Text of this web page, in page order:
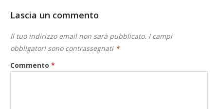
Lascia un commento
Il tuo indirizzo email non sarà pubblicato. I campi
obbligatori sono contrassegnati *
Commento*